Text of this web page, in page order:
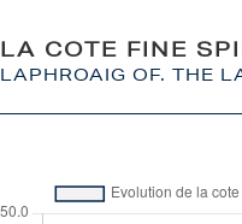
LA COTE FINE
LAPHROAIG OF. THE